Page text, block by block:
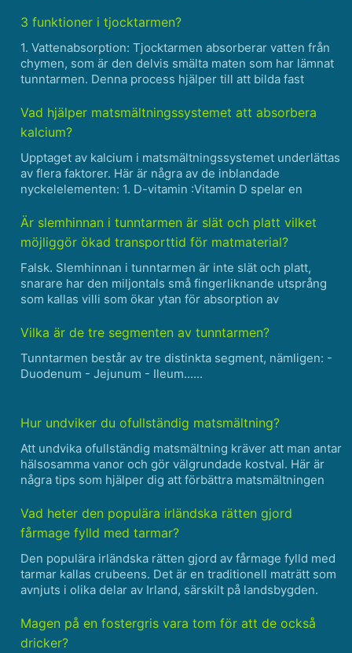
matsmältningen och absorptionen av fetter. Gallan
3 funktioner i tjocktarmen?
1. Vattenabsorption: Tjocktarmen absorberar vatten från
chymen, som är den delvis smälta maten som har lämnat
tunntarmen. Denna process hjälper till att bilda fast
också elektrolyter, såsom natrium och kalium, f......
Vad hjälper matsmältningssystemet att absorbera
kalcium?
Upptaget av kalcium i matsmältningssystemet underlättas
av flera faktorer. Här är några av de inblandade
nyckelelementen: 1. D-vitamin :Vitamin D spelar en
kroppen att absorbera kalcium från maten och främjar
dess korre......
Är slemhinnan i tunntarmen är slät och platt vilket
möjliggör ökad transporttid för matmaterial?
Falsk. Slemhinnan i tunntarmen är inte slät och platt,
snarare har den miljontals små fingerliknande utsprång
som kallas villi som ökar ytan för absorption av
Vilka är de tre segmenten av tunntarmen?
Tunntarmen består av tre distinkta segment, nämligen: -
Duodenum - Jejunum - Ileum......
Hur undviker du ofullständig matsmältning?
Att undvika ofullständig matsmältning kräver att man antar
hälsosamma vanor och gör välgrundade kostval. Här är
några tips som hjälper dig att förbättra matsmältningen
medvetet: - Njut av dina måltider i lugn takt......
Vad heter den populära irländska rätten gjord
fårmage fylld med tarmar?
Den populära irländska rätten gjord av fårmage fylld med
tarmar kallas crubeens. Det är en traditionell maträtt som
avnjuts i olika delar av Irland, särskilt på landsbygden.
tarmar noggrant och sedan fylla dem med en bland......
Magen på en fostergris vara tom för att de också
dricker?